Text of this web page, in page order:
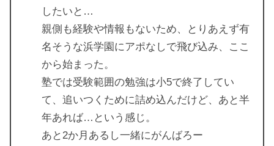
したいと…
親側も経験や情報もないため、とりあえず有
名そうな浜学園にアポなしで飛び込み、ここ
から始まった。
塾では受験範囲の勉強は小5で終了してい
て、追いつくために詰め込んだけど、あと半
年あれば…という感じ。
あと2か月あるし一緒にがんばろー